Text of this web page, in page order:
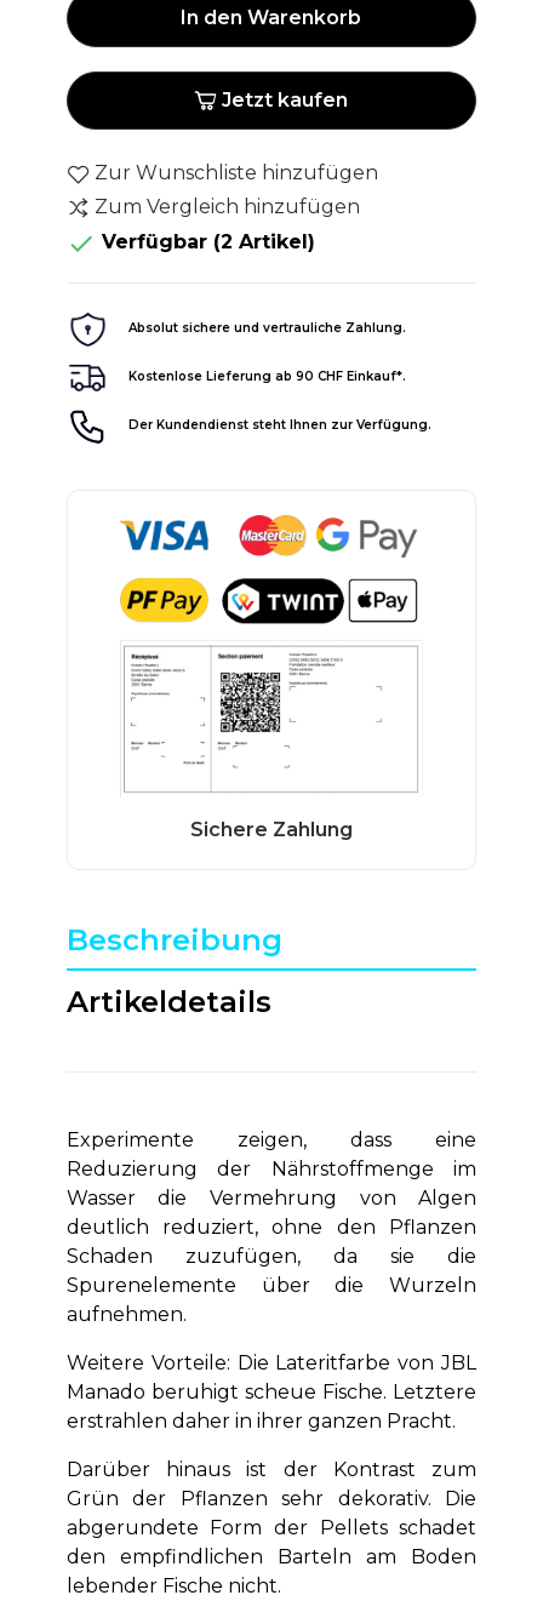
In den Warenkorb
Jetzt kaufen
Zur Wunschliste hinzufügen
Zum Vergleich hinzufügen
 Verfügbar (2 Artikel)
Absolut sichere und vertrauliche Zahlung.
Kostenlose Lieferung ab 90 CHF Einkauf*.
Der Kundendienst steht Ihnen zur Verfügung.
Beschreibung
Artikeldetails
Experimente zeigen, dass eine
Reduzierung der Nährstoffmenge im
Wasser die Vermehrung von Algen
deutlich reduziert, ohne den Pflanzen
Schaden zuzufügen, da sie die
Spurenelemente über die Wurzeln
aufnehmen.
Weitere Vorteile: Die Lateritfarbe von JBL
Manado beruhigt scheue Fische. Letztere
erstrahlen daher in ihrer ganzen Pracht.
Darüber hinaus ist der Kontrast zum
Grün der Pflanzen sehr dekorativ. Die
abgerundete Form der Pellets schadet
den empfindlichen Barteln am Boden
lebender Fische nicht.